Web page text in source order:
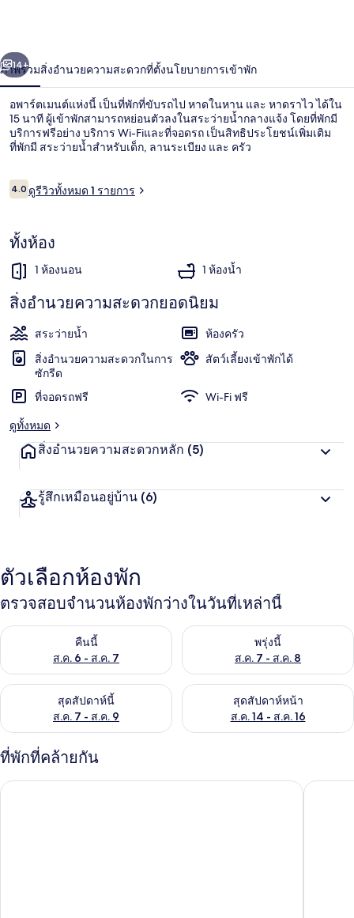
หาน
คอน
โด
เอ
สไอ
า
ถัดไป
14+
ภาพรวมสิ่งอำนวยความสะดวกที่ตั้งนโยบายการเข้าพัก
อพาร์ตเมนต์แห่งนี้ เป็นที่พักที่ขับรถไป หาดในหาน และ หาดราไว ได้ใน
15 นาที ผู้เข้าพักสามารถหย่อนตัวลงในสระว่ายน้ำกลางแจ้ง โดยที่พักมี
บริการฟรีอย่าง บริการ Wi-Fiและที่จอดรถ เป็นสิทธิประโยชน์เพิ่มเติม
ที่พักมี สระว่ายน้ำสำหรับเด็ก, ลานระเบียง และ ครัว
รีวิว
4.04.0 จาก 10
ดูรีวิวทั้งหมด 1 รายการ
ทั้งห้อง
1 ห้องนอน 1 ห้องน้ำ
สิ่งอำนวยความสะดวกยอดนิยม
สระว่ายน้ำ
ห้องครัว
สิ่งอำนวยความสะดวกในการ
ซักรีด
สัตว์เลี้ยงเข้าพักได้
ที่จอดรถฟรี
Wi-Fi ฟรี
ดูทั้งหมด
สิ่งอำนวยความสะดวกหลัก (5)
รู้สึกเหมือนอยู่บ้าน (6)
ตัวเลือกห้องพัก
ตรวจสอบจำนวนห้องพักว่างในวันที่เหล่านี้
คืนนี้
ส.ค. 6 - ส.ค. 7
ตรวจสอบจำนวนห้องพักว่างในคืนนี้ ส.ค. 6 - ส.ค. 7พรุ่งนี้
ส.ค. 7 - ส.ค. 8
ตรวจสอบจำนวนห้องพักว่างใน
สุดสัปดาห์นี้
ส.ค. 7 - ส.ค. 9
ตรวจสอบจำนวนห้องพักว่างในสุดสัปดาห์นี้ ส.ค. 7 - ส.ค. 9
สุดสัปดาห์หน้า
ส.ค. 14 - ส.ค. 16
ตรวจสอบจำนวนห้องพักว่างใน
ที่พักที่คล้ายกัน
ในหาน บีช รีสอร์ท เอแซด